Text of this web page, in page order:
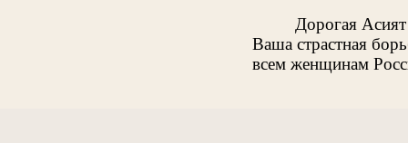
Дорогая
Ваша страстная
всем женщинам